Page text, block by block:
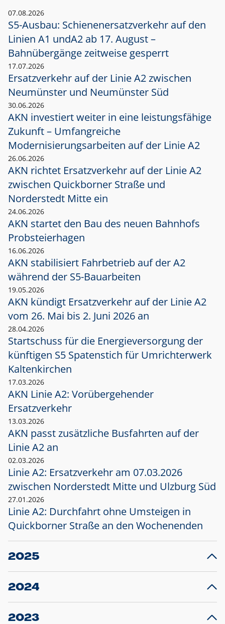
07.08.2026
S5-Ausbau: Schienenersatzverkehr auf den
Linien A1 undA2 ab 17. August –
Bahnübergänge zeitweise gesperrt
17.07.2026
Ersatzverkehr auf der Linie A2 zwischen
Neumünster und Neumünster Süd
30.06.2026
AKN investiert weiter in eine leistungsfähige
Zukunft – Umfangreiche
Modernisierungsarbeiten auf der Linie A2
26.06.2026
AKN richtet Ersatzverkehr auf der Linie A2
zwischen Quickborner Straße und
Norderstedt Mitte ein
24.06.2026
AKN startet den Bau des neuen Bahnhofs
Probsteierhagen
16.06.2026
AKN stabilisiert Fahrbetrieb auf der A2
während der S5-Bauarbeiten
19.05.2026
AKN kündigt Ersatzverkehr auf der Linie A2
vom 26. Mai bis 2. Juni 2026 an
28.04.2026
Startschuss für die Energieversorgung der
künftigen S5 Spatenstich für Umrichterwerk
Kaltenkirchen
17.03.2026
AKN Linie A2: Vorübergehender
Ersatzverkehr
13.03.2026
AKN passt zusätzliche Busfahrten auf der
Linie A2 an
02.03.2026
Linie A2: Ersatzverkehr am 07.03.2026
zwischen Norderstedt Mitte und Ulzburg Süd
27.01.2026
Linie A2: Durchfahrt ohne Umsteigen in
Quickborner Straße an den Wochenenden
2025
23.12.2025
Projekt S5: Start der Bauarbeiten am
2024
10.12.2024
Großprojekt S5: Sperrung der Bahnstraße in
2023